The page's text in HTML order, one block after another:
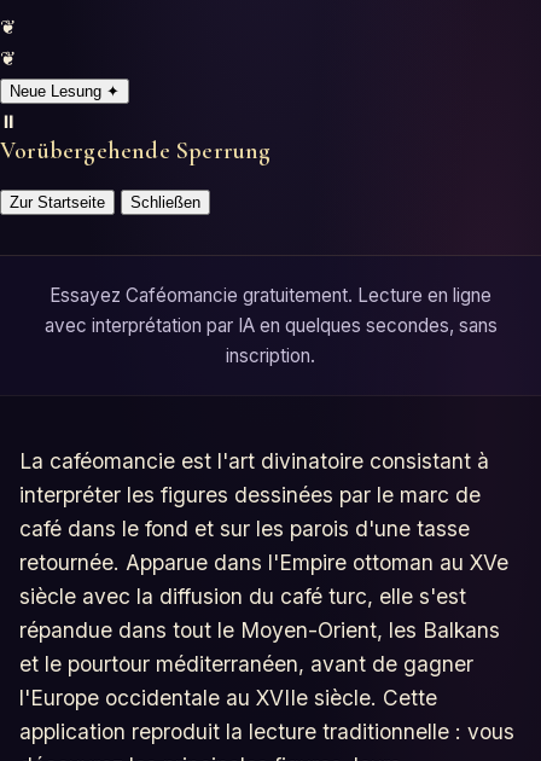
❦
❦
Neue Lesung ✦
⏸️
Vorübergehende Sperrung
Zur Startseite Schließen
Essayez Caféomancie gratuitement. Lecture en ligne
avec interprétation par IA en quelques secondes, sans
inscription.
La caféomancie est l'art divinatoire consistant à
interpréter les figures dessinées par le marc de
café dans le fond et sur les parois d'une tasse
retournée. Apparue dans l'Empire ottoman au XVe
siècle avec la diffusion du café turc, elle s'est
répandue dans tout le Moyen-Orient, les Balkans
et le pourtour méditerranéen, avant de gagner
l'Europe occidentale au XVIIe siècle. Cette
application reproduit la lecture traditionnelle : vous